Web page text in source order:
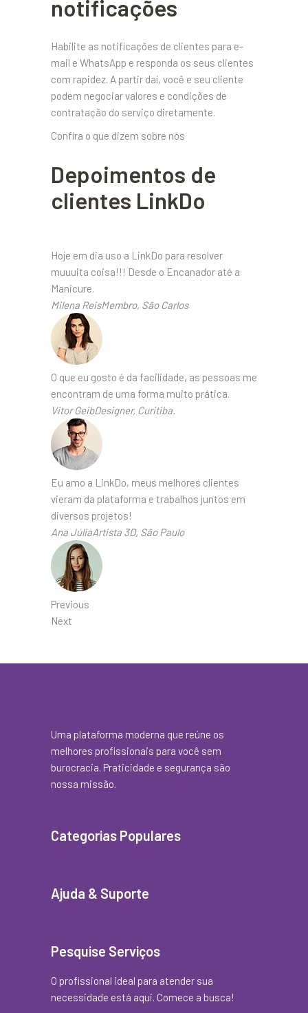
notificações
Habilite as notificações de clientes para e-
mail e WhatsApp e responda os seus clientes
com rapidez. A partir daí, você e seu cliente
podem negociar valores e condições de
contratação do serviço diretamente.
Confira o que dizem sobre nós
Depoimentos de
clientes LinkDo
Hoje em dia uso a LinkDo para resolver
muuuita coisa!!! Desde o Encanador até a
Manicure.
Milena ReisMembro, São Carlos
O que eu gosto é da facilidade, as pessoas me
encontram de uma forma muito prática.
Vitor GeibDesigner, Curitiba.
Eu amo a LinkDo, meus melhores clientes
vieram da plataforma e trabalhos juntos em
diversos projetos!
Ana JúliaArtista 3D, São Paulo
Previous
Next
Uma plataforma moderna que reúne os
melhores profissionais para você sem
burocracia. Praticidade e segurança são
nossa missão.
Categorias Populares
Ajuda & Suporte
Pesquise Serviços
O profissional ideal para atender sua
necessidade está aqui. Comece a busca!